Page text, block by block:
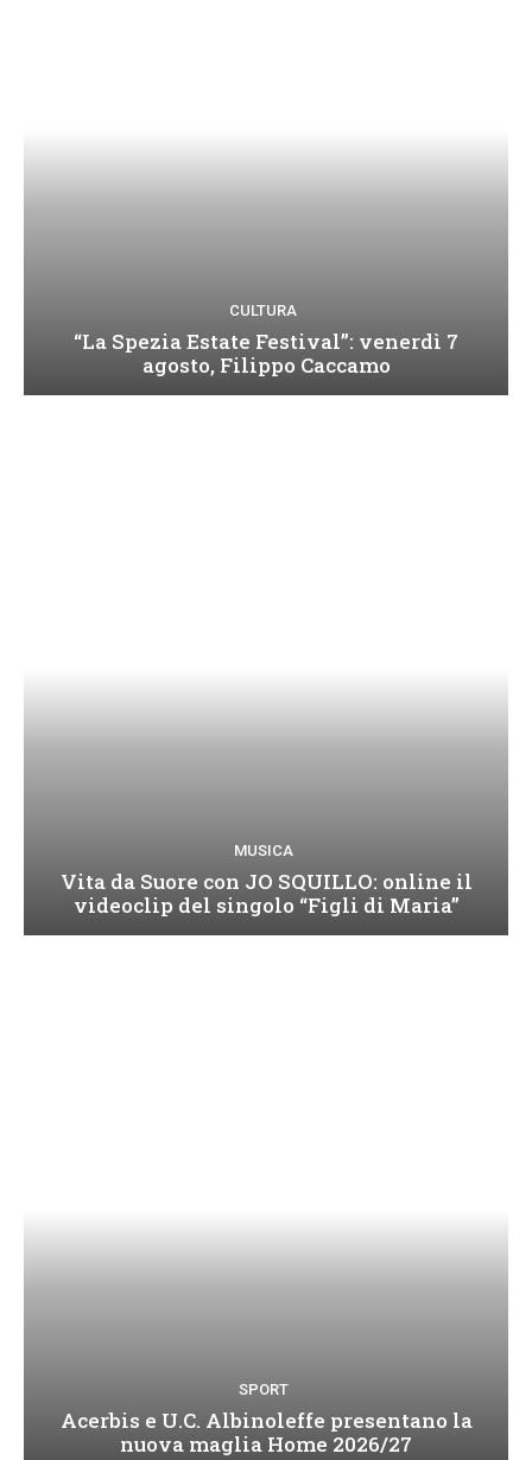
CULTURA
“La Spezia Estate Festival”: venerdì 7
agosto, Filippo Caccamo
MUSICA
Vita da Suore con JO SQUILLO: online il
videoclip del singolo “Figli di Maria”
SPORT
Acerbis e U.C. Albinoleffe presentano la
nuova maglia Home 2026/27